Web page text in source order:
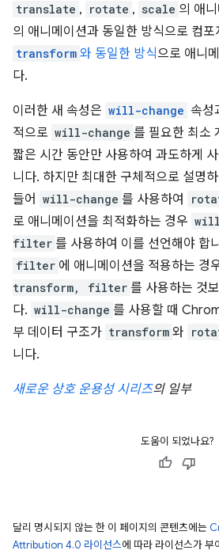
translate , rotate , scale 의 애
의 애니메이션과 동일한 방식으로 컴
transform 와 동일한 방식으로 애니
다.
이러한 새 속성은 will-change 속성
적으로 will-change 를 필요한 최소
짧은 시간 동안만 사용하여 과도하게
니다. 하지만 최대한 구체적으로 설명
들어 will-change 를 사용하여
로 애니메이션을 최적화하는 경우
filter 를 사용하여 이를 선언해야 합
filter 에 애니메이션을 적용하는 경
transform, filter 를 사용하는 것
다. will-change 를 사용할 때
부 데이터 구조가 transform 와
니다.
새로운 상호 운용성 시리즈의 일부
도움이 되었나요?
달리 명시되지 않는 한 이 페이지의 콘텐츠에는
Attribution 4.0 라이선스에 따라 라이선스가 부